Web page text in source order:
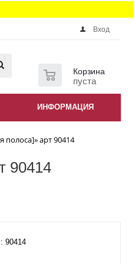
Вход
Корзина
пуста
ИНФОРМАЦИЯ
полоса]» арт 90414
90414
90414